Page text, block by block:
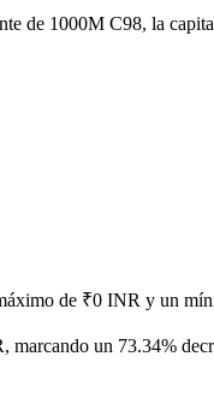
de 1000M C98, la
de ₹0 INR y un
un 73.34%